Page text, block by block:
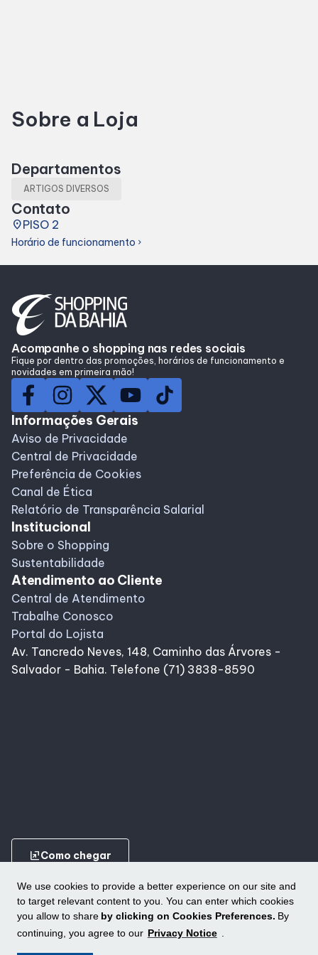
We use cookies to provide a better experience on our site and
to target relevant content to you. You can enter which cookies
you allow to share by clicking on Cookies Preferences. By
continuing, you agree to our Privacy Notice .
Entretenimento
Eventos
Fique por Dentro
Lojas e Restaurantes
Lojas
Alimentação
Compre Online
Programa de benefícios
Sobre a Loja
Departamentos
ARTIGOS DIVERSOS
Contato
placePISO 2
Horário de funcionamento chevron_right
Acompanhe o shopping nas redes sociais
Fique por dentro das promoções, horários de funcionamento e
novidades em primeira mão!
Informações Gerais
Aviso de Privacidade
Central de Privacidade
Preferência de Cookies
Canal de Ética
Relatório de Transparência Salarial
Institucional
Sobre o Shopping
Sustentabilidade
Atendimento ao Cliente
Central de Atendimento
Trabalhe Conosco
Portal do Lojista
Av. Tancredo Neves, 148, Caminho das Árvores -
Salvador - Bahia. Telefone (71) 3838-8590
ungroupComo chegar